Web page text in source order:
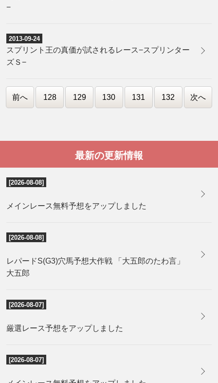
−
2013-09-24
スプリント王の真価が試されるレース−スプリンター
ズＳ−
前へ 128 129 130 131 132 次へ
最新の更新情報
[2026-08-08]
メインレース無料予想をアップしました
[2026-08-08]
レパードS(G3)穴馬予想大作戦 「大五郎のたわ言」
大五郎
[2026-08-07]
厳選レース予想をアップしました
[2026-08-07]